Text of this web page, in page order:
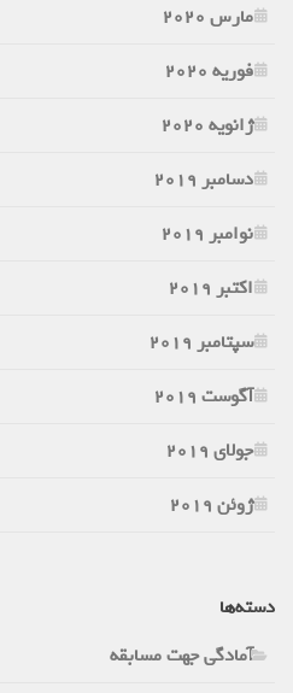
مارس 2020
فوریه 2020
ژانویه 2020
دسامبر 2019
نوامبر 2019
اکتبر 2019
سپتامبر 2019
آگوست 2019
جولای 2019
ژوئن 2019
دسته‌ها
آمادگی جهت مسابقه